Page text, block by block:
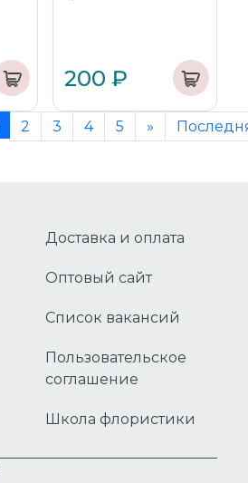
200 ₽
2 3 4 5 »
Доставка и оплата
Оптовый сайт
Список вакансий
Пользовательское
соглашение
Школа флористики